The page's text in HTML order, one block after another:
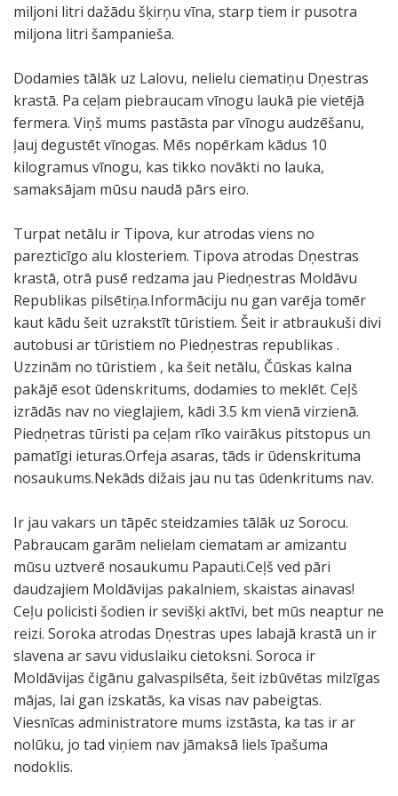
miljoni litri dažādu šķirņu vīna, starp tiem ir pusotra
miljona litri šampanieša.
Dodamies tālāk uz Lalovu, nelielu ciematiņu Dņestras
krastā. Pa ceļam piebraucam vīnogu laukā pie vietējā
fermera. Viņš mums pastāsta par vīnogu audzēšanu,
ļauj degustēt vīnogas. Mēs nopērkam kādus 10
kilogramus vīnogu, kas tikko novākti no lauka,
samaksājam mūsu naudā pārs eiro.
Turpat netālu ir Tipova, kur atrodas viens no
parezticīgo alu klosteriem. Tipova atrodas Dņestras
krastā, otrā pusē redzama jau Piedņestras Moldāvu
Republikas pilsētiņa.Informāciju nu gan varēja tomēr
kaut kādu šeit uzrakstīt tūristiem. Šeit ir atbraukuši divi
autobusi ar tūristiem no Piedņestras republikas .
Uzzinām no tūristiem , ka šeit netālu, Čūskas kalna
pakājē esot ūdenskritums, dodamies to meklēt. Ceļš
izrādās nav no vieglajiem, kādi 3.5 km vienā virzienā.
Piedņetras tūristi pa ceļam rīko vairākus pitstopus un
pamatīgi ieturas.Orfeja asaras, tāds ir ūdenskrituma
nosaukums.Nekāds dižais jau nu tas ūdenkritums nav.
Ir jau vakars un tāpēc steidzamies tālāk uz Sorocu.
Pabraucam garām nelielam ciematam ar amizantu
mūsu uztverē nosaukumu Papauti.Ceļš ved pāri
daudzajiem Moldāvijas pakalniem, skaistas ainavas!
Ceļu policisti šodien ir sevišķi aktīvi, bet mūs neaptur ne
reizi. Soroka atrodas Dņestras upes labajā krastā un ir
slavena ar savu viduslaiku cietoksni. Soroca ir
Moldāvijas čigānu galvaspilsēta, šeit izbūvētas milzīgas
mājas, lai gan izskatās, ka visas nav pabeigtas.
Viesnīcas administratore mums izstāsta, ka tas ir ar
nolūku, jo tad viņiem nav jāmaksā liels īpašuma
nodoklis.